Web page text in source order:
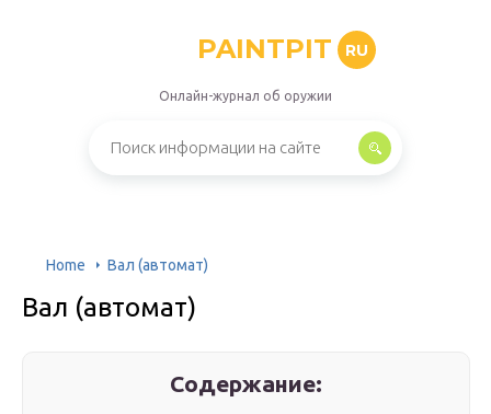
PAINTPIT RU
Онлайн-журнал об оружии
Home Вал (автомат)
Вал (автомат)
Содержание: